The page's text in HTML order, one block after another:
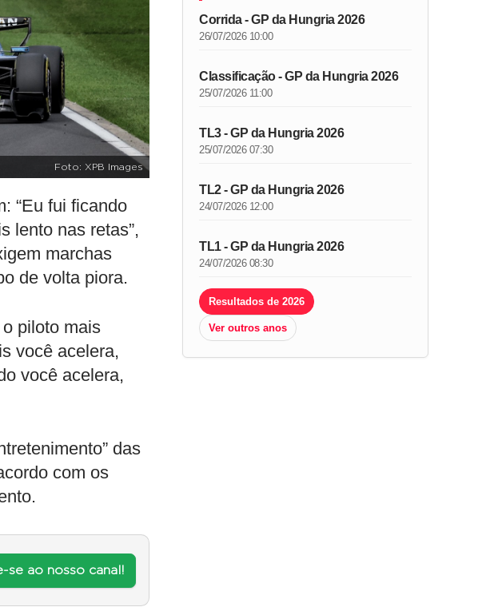
Foto: XPB Images
“Eu fui ficando
lento nas retas”,
marchas
de volta piora.
piloto mais
você acelera,
você acelera,
das
com os
se ao nosso canal!
Corrida - GP da Hungria 2026
26/07/2026 10:00
Classificação - GP da Hungria 2026
25/07/2026 11:00
TL3 - GP da Hungria 2026
25/07/2026 07:30
TL2 - GP da Hungria 2026
24/07/2026 12:00
TL1 - GP da Hungria 2026
24/07/2026 08:30
Resultados de 2026
Ver outros anos